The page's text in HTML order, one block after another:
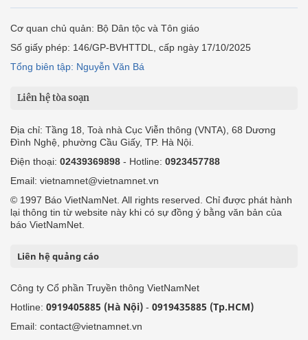
Cơ quan chủ quản: Bộ Dân tộc và Tôn giáo
Số giấy phép: 146/GP-BVHTTDL, cấp ngày 17/10/2025
Tổng biên tập: Nguyễn Văn Bá
Liên hệ tòa soạn
Địa chỉ: Tầng 18, Toà nhà Cục Viễn thông (VNTA), 68 Dương
Đình Nghệ, phường Cầu Giấy, TP. Hà Nội.
Điện thoại: 02439369898 - Hotline: 0923457788
Email: vietnamnet@vietnamnet.vn
© 1997 Báo VietNamNet. All rights reserved. Chỉ được phát hành
lại thông tin từ website này khi có sự đồng ý bằng văn bản của
báo VietNamNet.
Liên hệ quảng cáo
Công ty Cổ phần Truyền thông VietNamNet
Hotline: 0919405885 (Hà Nội) - 0919435885 (Tp.HCM)
Email: contact@vietnamnet.vn